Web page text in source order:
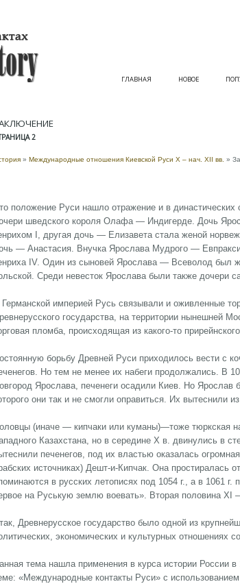
ГЛАВНАЯ НОВОЕ
2
» Международные отношения Киевской Руси X – нач. XII вв. »
положение Руси нашло отражение и в
шведского короля Олафа — Индигерде. Дочь
I, другая дочь — Елизавета стала женой
— Анастасия. Внучка Ярослава Мудрого —
IV. Один из сыновей Ярослава — Всеволод был
Среди невесток Ярослава были также дочери
империей Русь связывали и оживленные
государства, на территории нынешней
пломба, происходящая из какого-то
борьбу Древней Руси приходилось вести с
Но тем не менее их набеги продолжались. В
Ярослава, печенеги осадили Киев. Но Ярослав
они так и не смогли оправиться. Их вытеснили
(иначе — кипчаки или куманы)—тоже тюркская
Казахстана, но в середине X в. двинулись в
печенегов, под их властью оказалась
источниках) Дешт-и-Кипчак. Она
в русских летописях под 1054 г., а в 1061
на Руськую землю воевать». Вторая половина XI
Древнерусское государство было одной из
экономических и культурных отношениях
тема нашла применения в курса истории России
«Международные контакты Руси» с